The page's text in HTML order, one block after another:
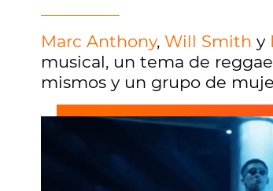
Marc Anthony, Will Smith y
musical, un tema de
mismos y un grupo de